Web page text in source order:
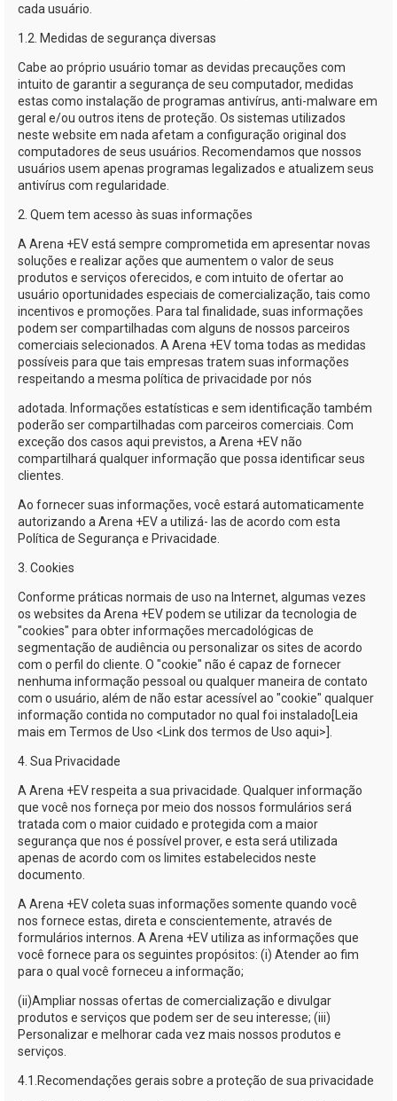
cada usuário.
1.2. Medidas de segurança diversas
Cabe ao próprio usuário tomar as devidas precauções com
intuito de garantir a segurança de seu computador, medidas
estas como instalação de programas antivírus, anti-malware em
geral e/ou outros itens de proteção. Os sistemas utilizados
neste website em nada afetam a configuração original dos
computadores de seus usuários. Recomendamos que nossos
usuários usem apenas programas legalizados e atualizem seus
antivírus com regularidade.
2. Quem tem acesso às suas informações
A Arena +EVestá sempre comprometida em apresentar novas
soluções e realizar ações que aumentem o valor de seus
produtos e serviços oferecidos, e com intuito de ofertar ao
usuário oportunidades especiais de comercialização, tais como
incentivos e promoções. Para tal finalidade, suas informações
podem ser compartilhadas com alguns de nossos parceiros
comerciais selecionados. A Arena +EVtoma todas as medidas
possíveis para que tais empresas tratem suas informações
respeitando a mesma política de privacidade por nós
adotada. Informações estatísticas e sem identificação também
poderão ser compartilhadas com parceiros comerciais. Com
exceção dos casos aqui previstos, a Arena +EVnão
compartilhará qualquer informação que possa identificar seus
clientes.
Ao fornecer suas informações, você estará automaticamente
autorizando a Arena +EVa utilizá- las de acordo com esta
Política de Segurança e Privacidade.
3. Cookies
Conforme práticas normais de uso na Internet, algumas vezes
os websites da Arena +EVpodem se utilizar da tecnologia de
"cookies" para obter informações mercadológicas de
segmentação de audiência ou personalizar os sites de acordo
com o perfil do cliente. O "cookie" não é capaz de fornecer
nenhuma informação pessoal ou qualquer maneira de contato
com o usuário, além de não estar acessível ao "cookie" qualquer
informação contida no computador no qual foi instalado[Leia
mais em Termos de Uso <Link dos termos de Uso aqui>].
4. Sua Privacidade
A Arena +EVrespeita a sua privacidade. Qualquer informação
que você nos forneça por meio dos nossos formulários será
tratada com o maior cuidado e protegida com a maior
segurança que nos é possível prover, e esta será utilizada
apenas de acordo com os limites estabelecidos neste
documento.
A Arena +EVcoleta suas informações somente quando você
nos fornece estas, direta e conscientemente, através de
formulários internos. A Arena +EVutiliza as informações que
você fornece para os seguintes propósitos: (i) Atender ao fim
para o qual você forneceu a informação;
(ii)Ampliar nossas ofertas de comercialização e divulgar
produtos e serviços que podem ser de seu interesse; (iii)
Personalizar e melhorar cada vez mais nossos produtos e
serviços.
4.1. Recomendações gerais sobre a proteção de sua privacidade